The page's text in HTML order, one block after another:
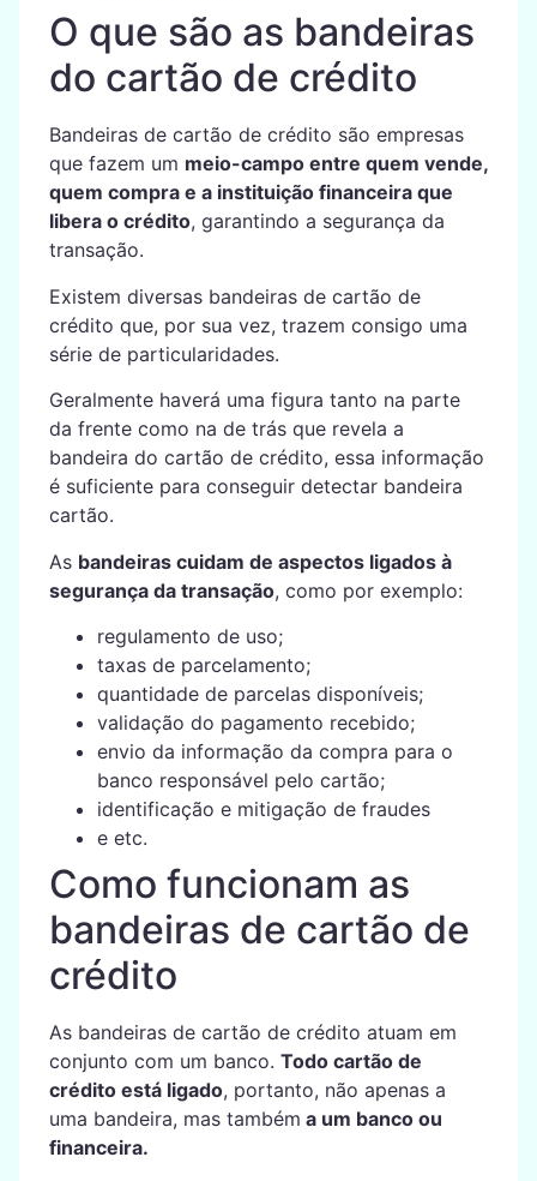
O que são as bandeiras
do cartão de crédito
Bandeiras de cartão de crédito são empresas
que fazem um meio-campo entre quem vende,
quem compra e a instituição financeira que
libera o crédito, garantindo a segurança da
transação.
Existem diversas bandeiras de cartão de
crédito que, por sua vez, trazem consigo uma
série de particularidades.
Geralmente haverá uma figura tanto na parte
da frente como na de trás que revela a
bandeira do cartão de crédito, essa informação
é suficiente para conseguir detectar bandeira
cartão.
As bandeiras cuidam de aspectos ligados à
segurança da transação, como por exemplo:
regulamento de uso;
taxas de parcelamento;
quantidade de parcelas disponíveis;
validação do pagamento recebido;
envio da informação da compra para o
banco responsável pelo cartão;
identificação e mitigação de fraudes
e etc.
Como funcionam as
bandeiras de cartão de
crédito
As bandeiras de cartão de crédito atuam em
conjunto com um banco. Todo cartão de
crédito está ligado, portanto, não apenas a
uma bandeira, mas também a um banco ou
financeira.